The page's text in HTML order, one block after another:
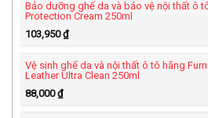
Bảo dưỡng ghế da và bảo vệ nội thất ô
Protection Cream 250ml
103,950₫
Vệ sinh ghế da và nội thất ô tô hãng
Leather Ultra Clean 250ml
88,000₫
–...
30/09/